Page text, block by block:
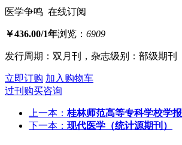
医学争鸣 在线订阅
￥436.00/1年浏览： 6909
发行周期：双月刊，杂志级别：部级期刊
立即订购 加入购物车
过刊购买咨询
上一本： 桂林师范高等专科学校学报
下一本： 现代医学 （统计源期刊）